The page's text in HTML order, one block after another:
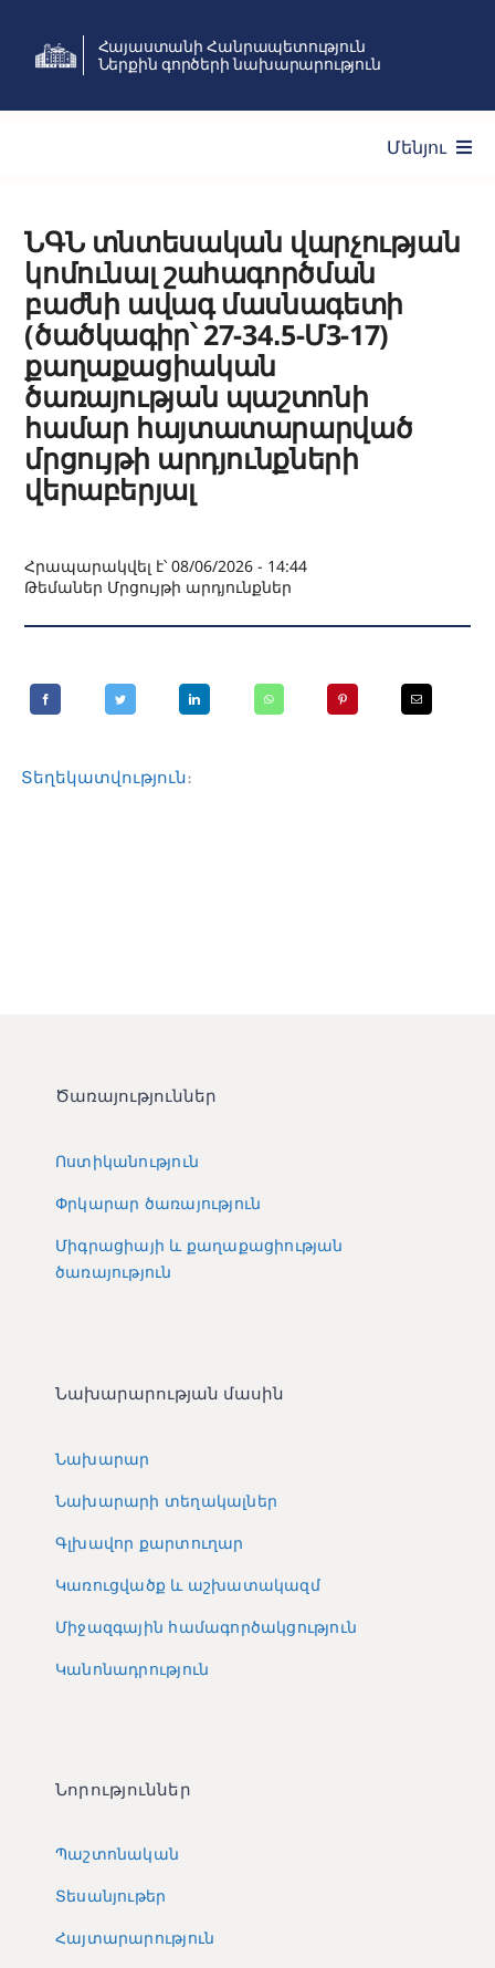
Հայաստանի Հանրապետություն
Ներքին գործերի նախարարություն
Մենյու
Նախարարություն
Նորություններ
Անձնակազմի կառավարում
Տեղեկատվական կենտրոն
Հետադարձ կապ
ՆԳՆ տնտեսական վարչության
կոմունալ շահագործման
բաժնի ավագ մասնագետի
(ծածկագիր՝ 27-34․5-Մ3-17)
քաղաքացիական
ծառայության պաշտոնի
համար հայտատարարված
մրցույթի արդյունքների
վերաբերյալ
Հրապարակվել է՝ 08/06/2026 - 14:44
Թեմաներ Մրցույթի արդյունքներ
Տեղեկատվություն։
Ծառայություններ
Ոստիկանություն
Փրկարար ծառայություն
Միգրացիայի և քաղաքացիության
ծառայություն
Նախարարության մասին
Նախարար
Նախարարի տեղակալներ
Գլխավոր քարտուղար
Կառուցվածք և աշխատակազմ
Միջազգային համագործակցություն
Կանոնադրություն
Նորություններ
Պաշտոնական
Տեսանյութեր
Հայտարարություն